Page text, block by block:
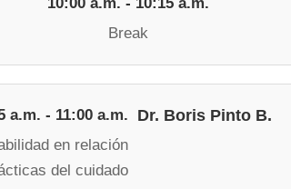
Break
a.m. - 11:00 a.m.
en relación
del cuidado
Dr. Boris Pinto B.